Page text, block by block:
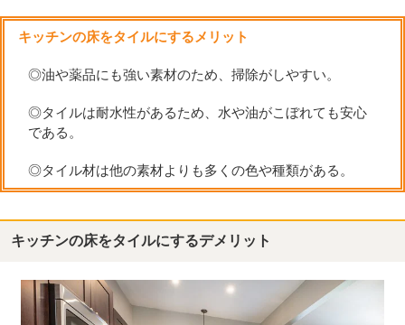
キッチンの床をタイルにするメリット
◎油や薬品にも強い素材のため、掃除がしやすい。
◎タイルは耐水性があるため、水や油がこぼれても安心
である。
◎タイル材は他の素材よりも多くの色や種類がある。
キッチンの床をタイルにするデメリット